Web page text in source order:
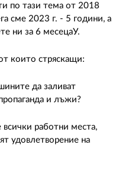
по тази тема от 2018
сме 2023 г. - 5 години, а
ни за 6 месецаУ.
които стряскащи:
да заливат
и лъжи?
работни места,
удовлетворение на